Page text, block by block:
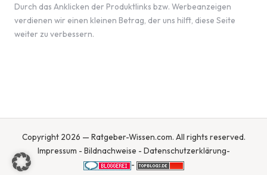
Durch das Anklicken der Produktlinks bzw. Werbeanzeigen
verdienen wir einen kleinen Betrag, der uns hilft, diese Seite
weiter zu verbessern.
Copyright 2026 — Ratgeber-Wissen.com. All rights reserved.
Impressum - Bildnachweise - Datenschutzerklärung-
-